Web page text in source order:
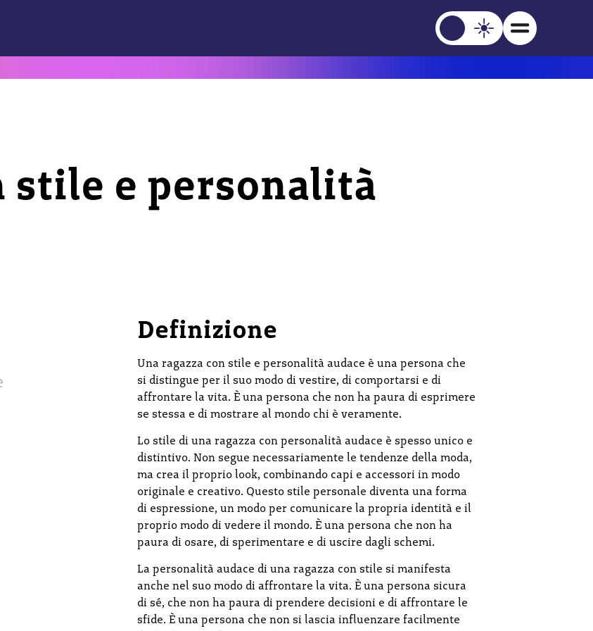
stile e personalità
Definizione
Una ragazza con stile e personalità audace è una persona che
si distingue per il suo modo di vestire, di comportarsi e di
affrontare la vita. È una persona che non ha paura di esprimere
se stessa e di mostrare al mondo chi è veramente.
Lo stile di una ragazza con personalità audace è spesso unico e
distintivo. Non segue necessariamente le tendenze della moda,
ma crea il proprio look, combinando capi e accessori in modo
originale e creativo. Questo stile personale diventa una forma
di espressione, un modo per comunicare la propria identità e il
proprio modo di vedere il mondo. È una persona che non ha
paura di osare, di sperimentare e di uscire dagli schemi.
La personalità audace di una ragazza con stile si manifesta
anche nel suo modo di affrontare la vita. È una persona sicura
di sé, che non ha paura di prendere decisioni e di affrontare le
sfide. È una persona che non si lascia influenzare facilmente